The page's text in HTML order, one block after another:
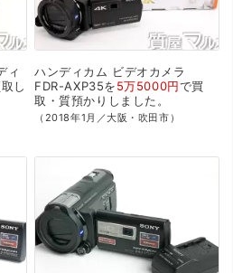
ィ
し
ハンディカム ビデオカメラ
FDR-AXP35を5万5000円で買
取・質預かり しました。
（2018年1月／大阪・吹田市）